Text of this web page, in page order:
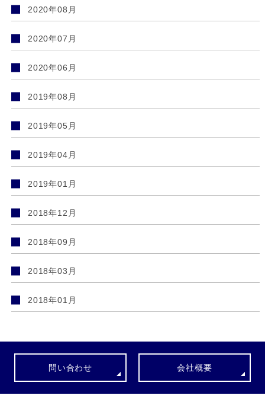
2020年08月
2020年07月
2020年06月
2019年08月
2019年05月
2019年04月
2019年01月
2018年12月
2018年09月
2018年03月
2018年01月
問い合わせ 会社概要